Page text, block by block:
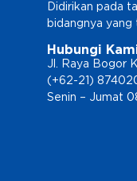
Didirikan pada
bidangnya
Hubungi
Jl. Raya Bogor
(+62-21)
Senin – Jumat